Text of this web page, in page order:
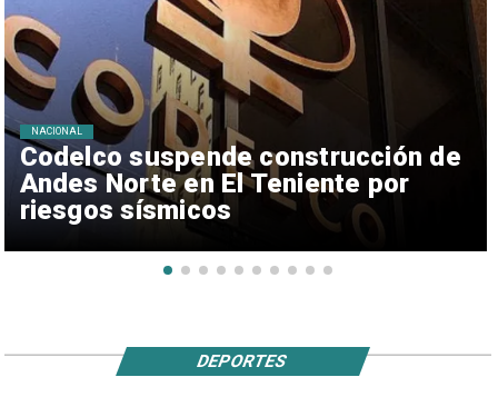
Codelco suspende construcción de
Andes Norte en El Teniente por
riesgos sísmicos
NACIONAL
DEPORTES